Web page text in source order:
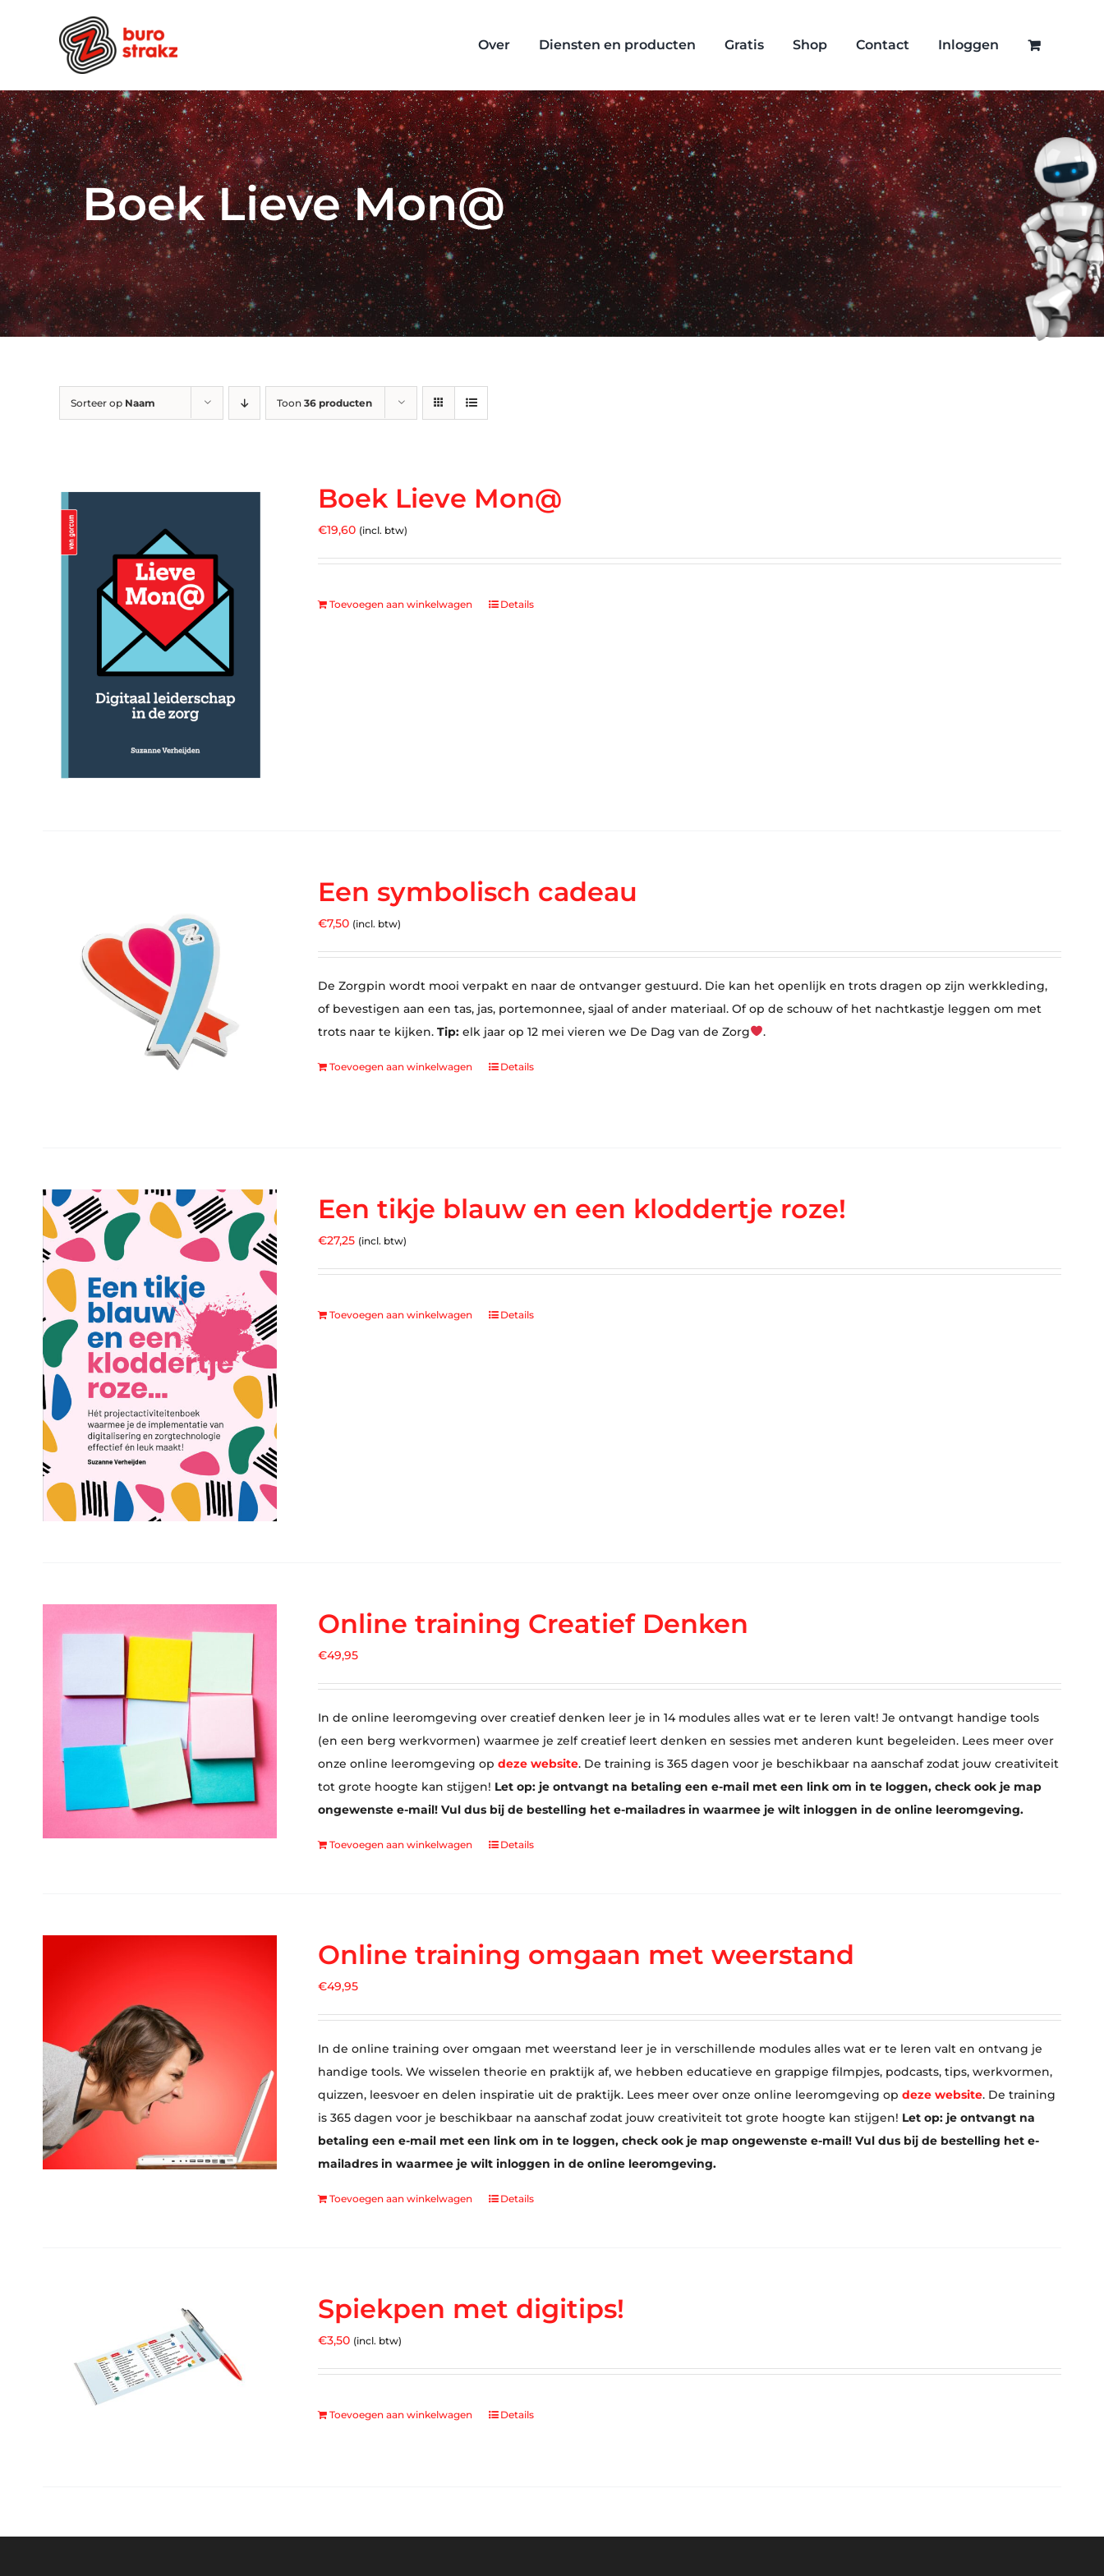
Over Diensten en producten Gratis Shop Contact Inloggen
Boek Lieve Mon@
Sorteer op Naam Toon 36 producten
Boek Lieve Mon@
€19,60 (incl. btw)
Toevoegen aan winkelwagen Details
Een symbolisch cadeau
€7,50 (incl. btw)
De Zorgpin wordt mooi verpakt en naar de ontvanger gestuurd. Die kan het openlijk en trots dragen op zijn werkkleding,
of bevestigen aan een tas, jas, portemonnee, sjaal of ander materiaal. Of op de schouw of het nachtkastje leggen om met
trots naar te kijken. Tip: elk jaar op 12 mei vieren we De Dag van de Zorg .
Toevoegen aan winkelwagen Details
Een tikje blauw en een kloddertje roze!
€27,25 (incl. btw)
Toevoegen aan winkelwagen Details
Online training Creatief Denken
€49,95
In de online leeromgeving over creatief denken leer je in 14 modules alles wat er te leren valt! Je ontvangt handige tools
(en een berg werkvormen) waarmee je zelf creatief leert denken en sessies met anderen kunt begeleiden. Lees meer over
onze online leeromgeving op deze website. De training is 365 dagen voor je beschikbaar na aanschaf zodat jouw creativiteit
tot grote hoogte kan stijgen! Let op: je ontvangt na betaling een e-mail met een link om in te loggen, check ook je map
ongewenste e-mail! Vul dus bij de bestelling het e-mailadres in waarmee je wilt inloggen in de online leeromgeving.
Toevoegen aan winkelwagen Details
Online training omgaan met weerstand
€49,95
In de online training over omgaan met weerstand leer je in verschillende modules alles wat er te leren valt en ontvang je
handige tools. We wisselen theorie en praktijk af, we hebben educatieve en grappige filmpjes, podcasts, tips, werkvormen,
quizzen, leesvoer en delen inspiratie uit de praktijk. Lees meer over onze online leeromgeving op deze website. De training
is 365 dagen voor je beschikbaar na aanschaf zodat jouw creativiteit tot grote hoogte kan stijgen! Let op: je ontvangt na
betaling een e-mail met een link om in te loggen, check ook je map ongewenste e-mail! Vul dus bij de bestelling het e-
mailadres in waarmee je wilt inloggen in de online leeromgeving.
Toevoegen aan winkelwagen Details
Spiekpen met digitips!
€3,50 (incl. btw)
Toevoegen aan winkelwagen Details